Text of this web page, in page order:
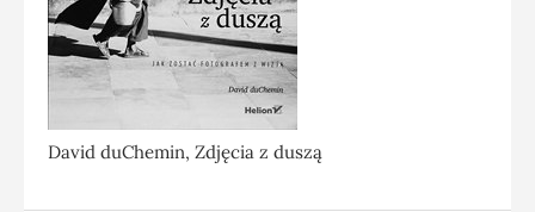
David duChemin, Zdjęcia z duszą